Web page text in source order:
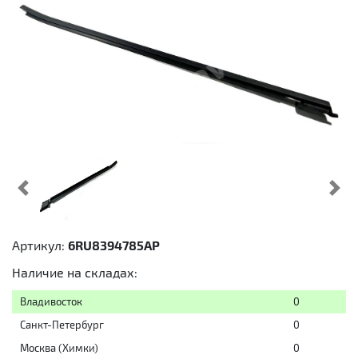
Предыдущий
Артикул: 6RU8394785AP
Наличие на складах:
Владивосток
0
Санкт-Петербург
0
Москва (Химки)
0